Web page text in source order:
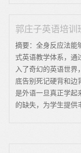
郭庄子英语培训
摘要：全身反应法能
式英语教学体系，通
入了奇幻的英语世界
底告别死记硬背和边
是外语一旦真正学起
的缺失，为学生提供